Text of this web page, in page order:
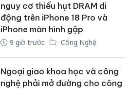
nguy cơ thiếu hụt DRAM di
động trên iPhone 18 Pro và
iPhone màn hình gập
9 giờ trước Công Nghệ
Ngoại giao khoa học và công
nghệ phải mở đường cho công